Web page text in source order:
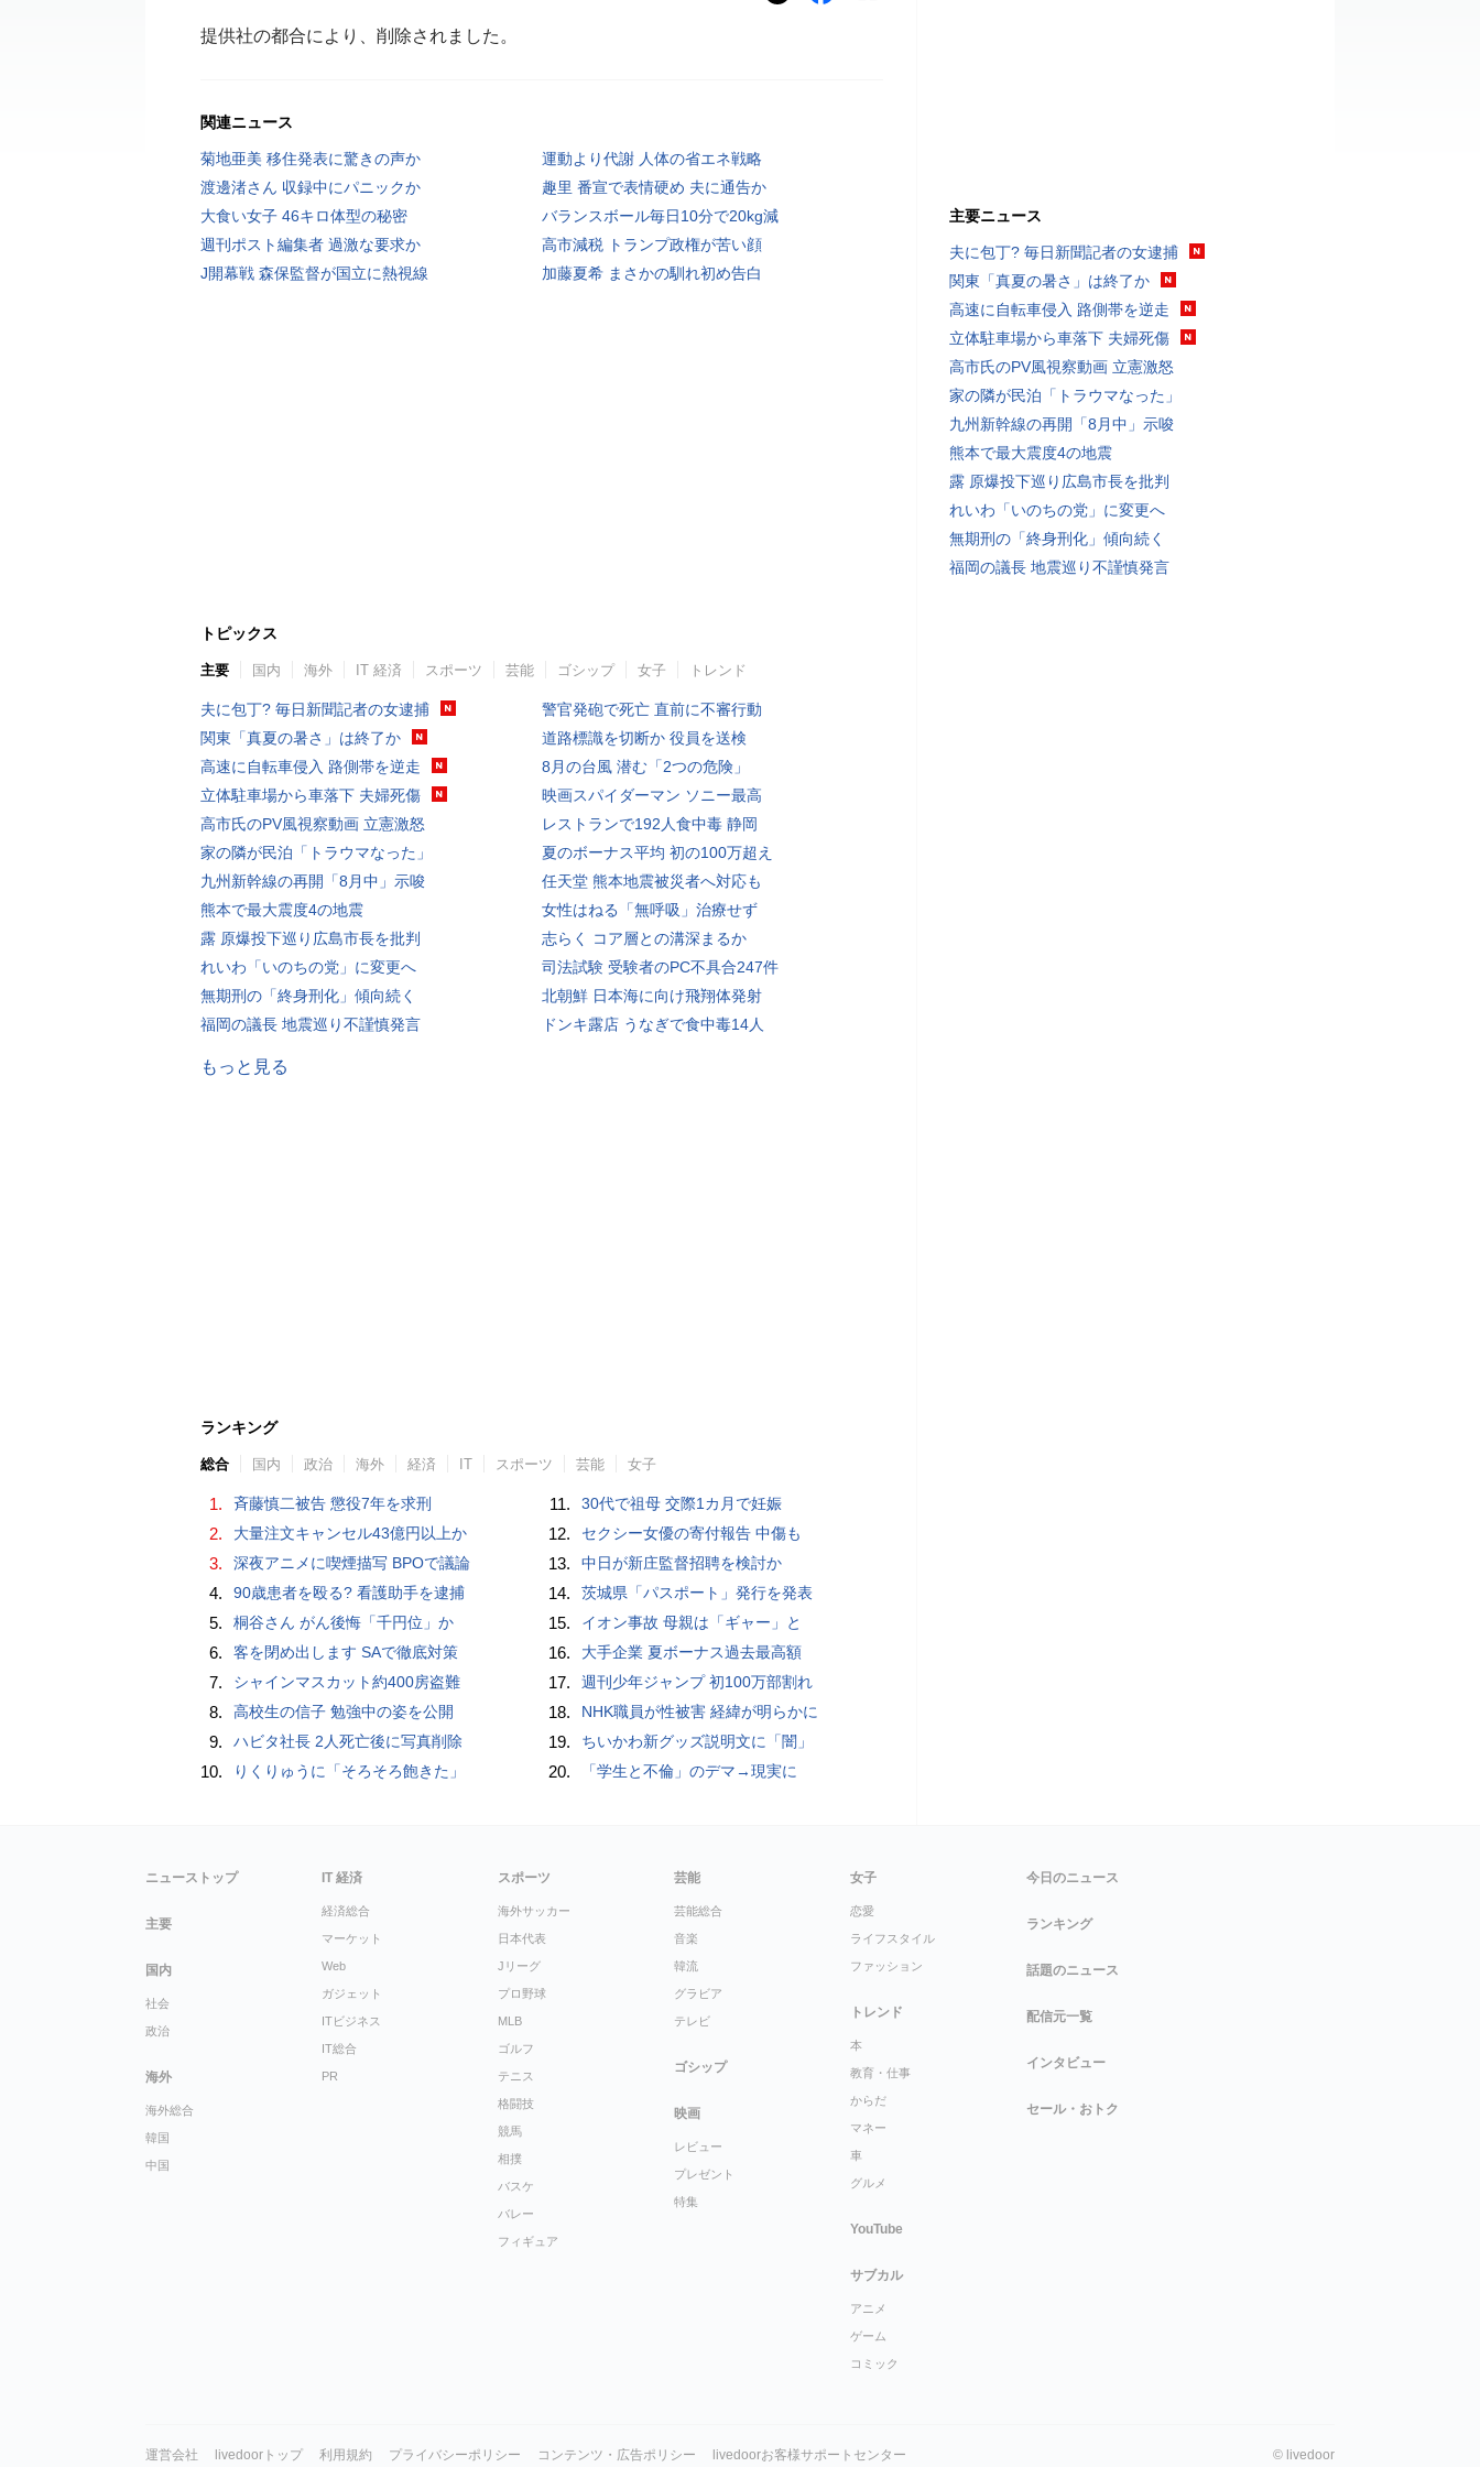
提供社の都合により、削除されました。
関連ニュース
菊地亜美 移住発表に驚きの声か
運動より代謝 人体の省エネ戦略
渡邊渚さん 収録中にパニックか
趣里 番宣で表情硬め 夫に通告か
大食い女子 46キロ体型の秘密
バランスボール毎日10分で20kg減
週刊ポスト編集者 過激な要求か
高市減税 トランプ政権が苦い顔
J開幕戦 森保監督が国立に熱視線
加藤夏希 まさかの馴れ初め告白
トピックス
主要 国内 海外 IT 経済 スポーツ 芸能 ゴシップ 女子 トレンド
夫に包丁? 毎日新聞記者の女逮捕
関東「真夏の暑さ」は終了か
高速に自転車侵入 路側帯を逆走
立体駐車場から車落下 夫婦死傷
高市氏のPV風視察動画 立憲激怒
家の隣が民泊「トラウマなった」
九州新幹線の再開「8月中」示唆
熊本で最大震度4の地震
露 原爆投下巡り広島市長を批判
れいわ「いのちの党」に変更へ
無期刑の「終身刑化」傾向続く
福岡の議長 地震巡り不謹慎発言
警官発砲で死亡 直前に不審行動
道路標識を切断か 役員を送検
8月の台風 潜む「2つの危険」
映画スパイダーマン ソニー最高
レストランで192人食中毒 静岡
夏のボーナス平均 初の100万超え
任天堂 熊本地震被災者へ対応も
女性はねる「無呼吸」治療せず
志らく コア層との溝深まるか
司法試験 受験者のPC不具合247件
北朝鮮 日本海に向け飛翔体発射
ドンキ露店 うなぎで食中毒14人
もっと見る
ランキング
総合 国内 政治 海外 経済 IT スポーツ 芸能 女子
1. 斉藤慎二被告 懲役7年を求刑
2. 大量注文キャンセル43億円以上か
3. 深夜アニメに喫煙描写 BPOで議論
4. 90歳患者を殴る? 看護助手を逮捕
5. 桐谷さん がん後悔「千円位」か
6. 客を閉め出します SAで徹底対策
7. シャインマスカット約400房盗難
8. 高校生の信子 勉強中の姿を公開
9. ハビタ社長 2人死亡後に写真削除
10. りくりゅうに「そろそろ飽きた」
11. 30代で祖母 交際1カ月で妊娠
12. セクシー女優の寄付報告 中傷も
13. 中日が新庄監督招聘を検討か
14. 茨城県「パスポート」発行を発表
15. イオン事故 母親は「ギャー」と
16. 大手企業 夏ボーナス過去最高額
17. 週刊少年ジャンプ 初100万部割れ
18. NHK職員が性被害 経緯が明らかに
19. ちいかわ新グッズ説明文に「闇」
20. 「学生と不倫」のデマ→現実に
主要ニュース
夫に包丁? 毎日新聞記者の女逮捕
関東「真夏の暑さ」は終了か
高速に自転車侵入 路側帯を逆走
立体駐車場から車落下 夫婦死傷
高市氏のPV風視察動画 立憲激怒
家の隣が民泊「トラウマなった」
九州新幹線の再開「8月中」示唆
熊本で最大震度4の地震
露 原爆投下巡り広島市長を批判
れいわ「いのちの党」に変更へ
無期刑の「終身刑化」傾向続く
福岡の議長 地震巡り不謹慎発言
ニューストップ
主要
国内
社会
政治
海外
海外総合
韓国
中国
IT 経済
経済総合
マーケット
Web
ガジェット
ITビジネス
IT総合
PR
スポーツ
海外サッカー
日本代表
Jリーグ
プロ野球
MLB
ゴルフ
テニス
格闘技
競馬
相撲
バスケ
バレー
フィギュア
芸能
芸能総合
音楽
韓流
グラビア
テレビ
ゴシップ
映画
レビュー
プレゼント
特集
女子
恋愛
ライフスタイル
ファッション
トレンド
本
教育・仕事
からだ
マネー
車
グルメ
YouTube
サブカル
アニメ
ゲーム
コミック
今日のニュース
ランキング
話題のニュース
配信元一覧
インタビュー
セール・おトク
運営会社 livedoorトップ 利用規約 プライバシーポリシー コンテンツ・広告ポリシー livedoorお客様サポートセンター © livedoor